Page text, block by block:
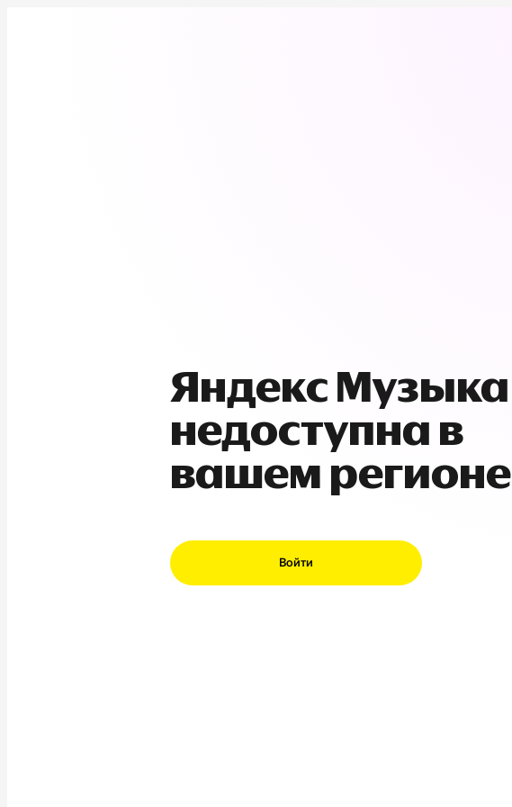
Яндекс Музыка
недоступна в
вашем регионе
Войти